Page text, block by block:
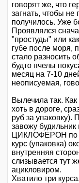
говорят же, что
загнать, чтобы не
получилось. Уже
Проявлялся
"простуды" или
губе после моря,
стало разносить
будто пчелы
месяц на 7-10
неописуемая,
Вылечила так.
хоть в дороге,
руб за упаковку).
завожу
ЦИКЛОФЕРОН по
курс (упаковка)
внутренняя
слизывается тут
ацикловиром.
Хватило три